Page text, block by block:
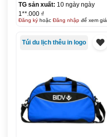
TG sản xuất: 10 ngày ngày
1**.000 ₫
Đăng kýhoặc Đăng nhậpđể xem giá
Túi du lịch thêu in logo